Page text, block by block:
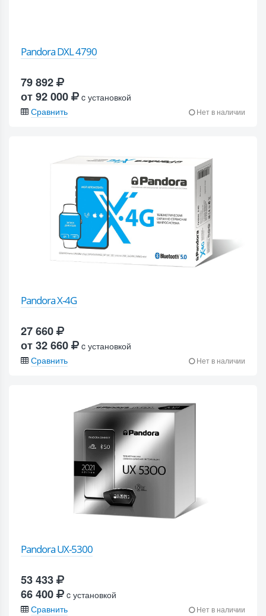
Pandora DXL 4790
79 892
от 92 000
c установкой
Сравнить
Нет в наличии
Pandora X-4G
27 660
от 32 660
c установкой
Сравнить
Нет в наличии
Pandora UX-5300
53 433
66 400
c установкой
Сравнить
Нет в наличии